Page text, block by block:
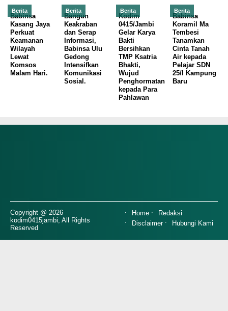
Berita
Babinsa
Kasang Jaya
Perkuat
Keamanan
Wilayah
Lewat
Komsos
Malam Hari.
Berita
Bangun
Keakraban
dan Serap
Informasi,
Babinsa Ulu
Gedong
Intensifkan
Komunikasi
Sosial.
Berita
Kodim
0415/Jambi
Gelar Karya
Bakti
Bersihkan
TMP Ksatria
Bhakti,
Wujud
Penghormatan
kepada Para
Pahlawan
Berita
Babinsa
Koramil Ma
Tembesi
Tanamkan
Cinta Tanah
Air kepada
Pelajar SDN
25/I Kampung
Baru
Copyright @ 2026
kodim0415jambi, All Rights
Reserved
Home
Redaksi
Disclaimer
Hubungi Kami